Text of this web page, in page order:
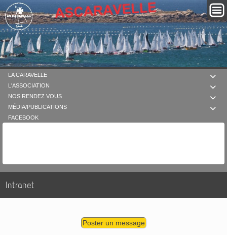

LA CARAVELLE

L'ASSOCIATION

NOS RENDEZ VOUS

MÉDIA/PUBLICATIONS
FACEBOOK
Intranet
Poster un message